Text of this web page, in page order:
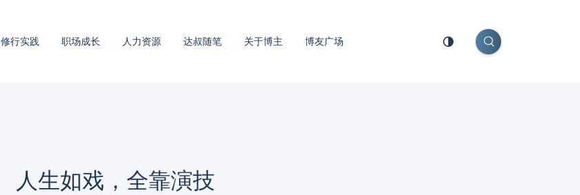
修行实践 职场成长 人力资源 达叔随笔 关于博主 博友广场
人生如戏，全靠演技